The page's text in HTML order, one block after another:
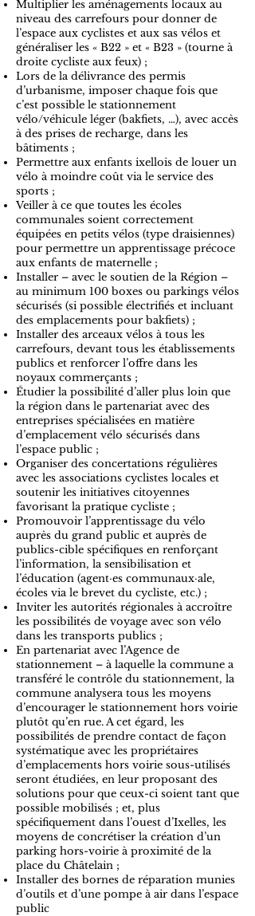
Multiplier les aménagements locaux au
niveau des carrefours pour donner de
l’espace aux cyclistes et aux sas vélos et
généraliser les « B22 » et « B23 » (tourne à
droite cycliste aux feux) ;
Lors de la délivrance des permis
d’urbanisme, imposer chaque fois que
c’est possible le stationnement
vélo/véhicule léger (bakfiets, …), avec accès
à des prises de recharge, dans les
bâtiments ;
Permettre aux enfants ixellois de louer un
vélo à moindre coût via le service des
sports ;
Veiller à ce que toutes les écoles
communales soient correctement
équipées en petits vélos (type draisiennes)
pour permettre un apprentissage précoce
aux enfants de maternelle ;
Installer – avec le soutien de la Région –
au minimum 100 boxes ou parkings vélos
sécurisés (si possible électrifiés et incluant
des emplacements pour bakfiets) ;
Installer des arceaux vélos à tous les
carrefours, devant tous les établissements
publics et renforcer l’offre dans les
noyaux commerçants ;
Étudier la possibilité d’aller plus loin que
la région dans le partenariat avec des
entreprises spécialisées en matière
d’emplacement vélo sécurisés dans
l’espace public ;
Organiser des concertations régulières
avec les associations cyclistes locales et
soutenir les initiatives citoyennes
favorisant la pratique cycliste ;
Promouvoir l’apprentissage du vélo
auprès du grand public et auprès de
publics-cible spécifiques en renforçant
l’information, la sensibilisation et
l’éducation (agent·es communaux·ale,
écoles via le brevet du cycliste, etc.) ;
Inviter les autorités régionales à accroître
les possibilités de voyage avec son vélo
dans les transports publics ;
En partenariat avec l’Agence de
stationnement – à laquelle la commune a
transféré le contrôle du stationnement, la
commune analysera tous les moyens
d’encourager le stationnement hors voirie
plutôt qu’en rue. A cet égard, les
possibilités de prendre contact de façon
systématique avec les propriétaires
d’emplacements hors voirie sous-utilisés
seront étudiées, en leur proposant des
solutions pour que ceux-ci soient tant que
possible mobilisés ; et, plus
spécifiquement dans l’ouest d’Ixelles, les
moyens de concrétiser la création d’un
parking hors-voirie à proximité de la
place du Châtelain ;
Installer des bornes de réparation munies
d’outils et d’une pompe à air dans l’espace
public